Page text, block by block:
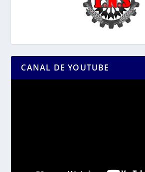
CANAL DE YOUTUBE